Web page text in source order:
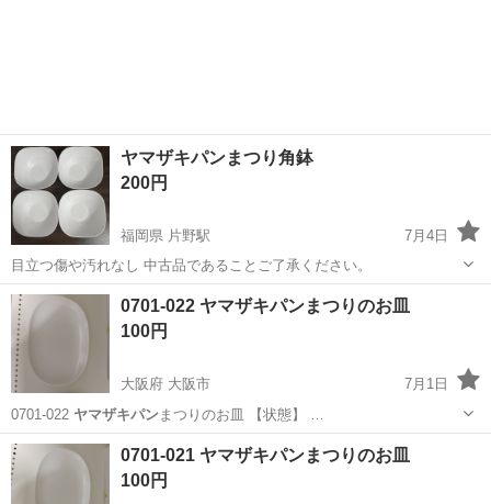
ヤマザキパンまつり角鉢
200円
福岡県 片野駅
7月4日
目立つ傷や汚れなし 中古品であることご了承ください。
福岡 北九州市 片野駅 食器
0701-022 ヤマザキパンまつりのお皿
100円
大阪府 大阪市
7月1日
0701-022 ヤマザキパン まつりのお皿 【状態】 …
大阪 大阪市 ヤマザキパン
0701-021 ヤマザキパンまつりのお皿
100円